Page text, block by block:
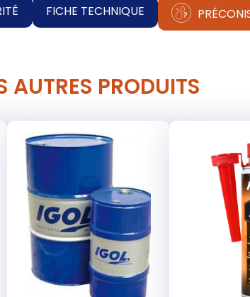
FICHE TECHNIQUE
AUTRES PRODUITS